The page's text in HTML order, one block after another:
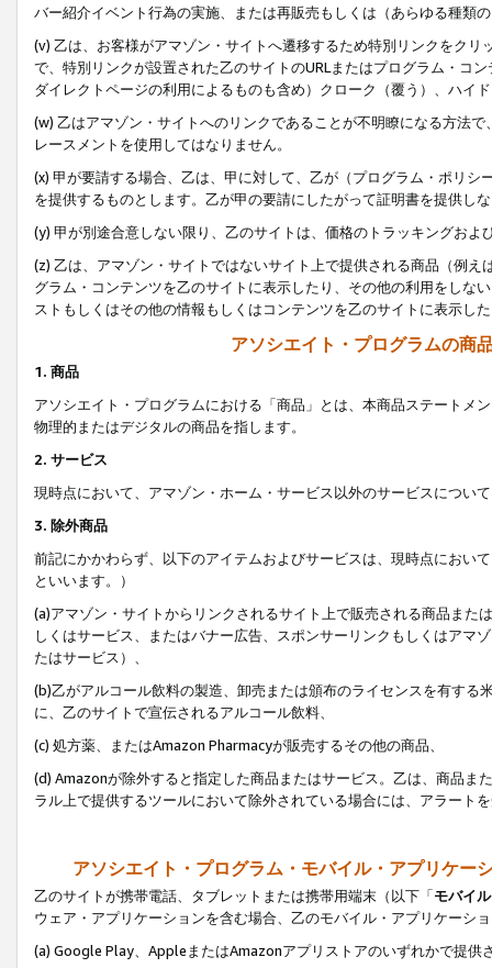
バー紹介イベント行為の実施、または再販売もしくは（あらゆる種類
(v) 乙は、お客様がアマゾン・サイトへ遷移するため特別リンクをク
で、特別リンクが設置された乙のサイトのURLまたはプログラム・コ
ダイレクトページの利用によるものも含め）クローク（覆う）、ハイ
(w) 乙はアマゾン・サイトへのリンクであることが不明瞭になる方法
レースメントを使用してはなりません。
(x) 甲が要請する場合、乙は、甲に対して、乙が（プログラム・ポリ
を提供するものとします。乙が甲の要請にしたがって証明書を提供し
(y) 甲が別途合意しない限り、乙のサイトは、価格のトラッキングお
(z) 乙は、アマゾン・サイトではないサイト上で提供される商品（例
グラム・コンテンツを乙のサイトに表示したり、その他の利用をしな
ストもしくはその他の情報もしくはコンテンツを乙のサイトに表示し
アソシエイト・プログラムの商
1. 商品
アソシエイト・プログラムにおける「商品」とは、本商品ステートメ
物理的またはデジタルの商品を指します。
2. サービス
現時点において、アマゾン・ホーム・サービス以外のサービスについ
3. 除外商品
前記にかかわらず、以下のアイテムおよびサービスは、現時点におい
といいます。）
(a)アマゾン・サイトからリンクされるサイト上で販売される商品ま
しくはサービス、またはバナー広告、スポンサーリンクもしくはアマ
たはサービス）、
(b)乙がアルコール飲料の製造、卸売または頒布のライセンスを有す
に、乙のサイトで宣伝されるアルコール飲料、
(c) 処方薬、またはAmazon Pharmacyが販売するその他の商品、
(d) Amazonが除外すると指定した商品またはサービス。乙は、商品ま
ラル上で提供するツールにおいて除外されている場合には、アラート
アソシエイト・プログラム・モバイル・アプリケー
乙のサイトが携帯電話、タブレットまたは携帯用端末（以下「モバイ
ウェア・アプリケーションを含む場合、乙のモバイル・アプリケーシ
(a) Google Play、AppleまたはAmazonアプリストアのいずれかで提供